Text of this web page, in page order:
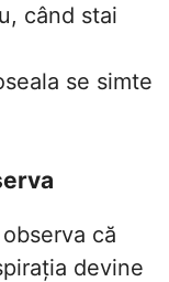
când stai
se simte
că
devine